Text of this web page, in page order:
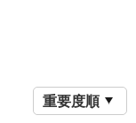
重要度順